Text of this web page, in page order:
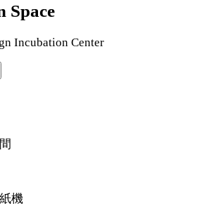
Space
Incubation Center
機